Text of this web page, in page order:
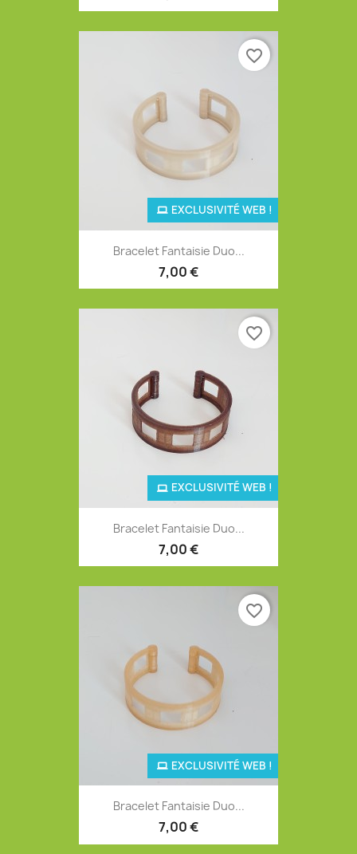
Bracelet Fantaisie Duo...
7,00 €
EXCLUSIVITÉ WEB !
favorite_border
Bracelet Fantaisie Duo...
7,00 €
EXCLUSIVITÉ WEB !
favorite_border
Bracelet Fantaisie Duo...
7,00 €
EXCLUSIVITÉ WEB !
favorite_border